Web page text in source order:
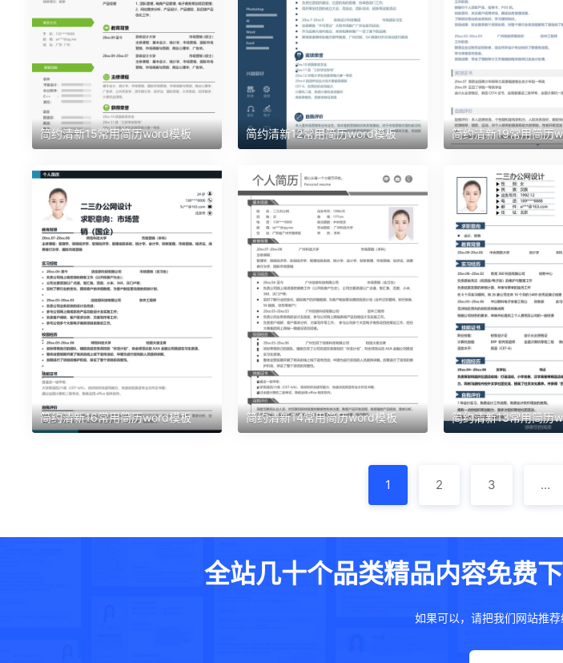
简约清新15常用简历word模板 简约清新12常用简历word模板 简约清新19常用简历
简约清新16常用简历word模板 简约清新14常用简历word模板 简约清新13常用简历
1 2 3 …
全站几十个品类精品内容免费
如果可以，请把我们网站推